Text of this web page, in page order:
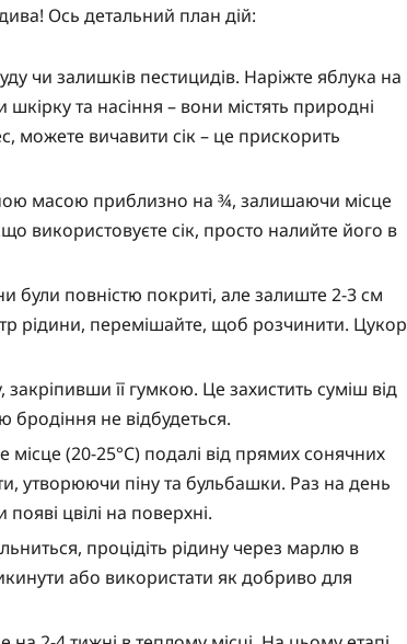
Ось детальний план дій:
чи залишків пестицидів. Наріжте яблука на
та насіння – вони містять природні
можете вичавити сік – це прискорить
масою приблизно на ¾, залишаючи місце
використовуєте сік, просто налийте його в
були повністю покриті, але залиште 2-3 см
рідини, перемішайте, щоб розчинити. Цукор
її гумкою. Це захистить суміш від
не відбудеться.
місце (20-25°C) подалі від прямих сонячних
утворюючи піну та бульбашки. Раз на день
цвілі на поверхні.
процідіть рідину через марлю в
або використати як добриво для